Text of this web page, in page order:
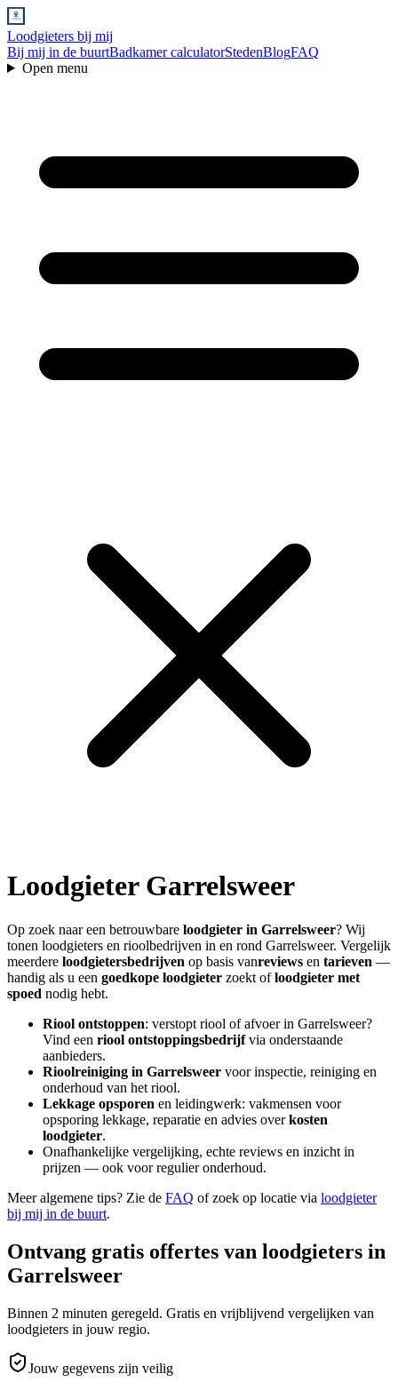
Loodgieters bij mij
Bij mij in de buurtBadkamer calculatorStedenBlogFAQ
Open menu
Loodgieter Garrelsweer
Op zoek naar een betrouwbare loodgieter in Garrelsweer? Wij
tonen loodgieters en rioolbedrijven in en rond Garrelsweer. Vergelijk
meerdere loodgietersbedrijven op basis vanreviews en tarieven —
handig als u een goedkope loodgieter zoekt ofloodgieter met
spoed nodig hebt.
Riool ontstoppen: verstopt riool of afvoer in Garrelsweer?
Vind een riool ontstoppingsbedrijfvia onderstaande
aanbieders.
Rioolreiniging in Garrelsweer voor inspectie, reiniging en
onderhoud van het riool.
Lekkage opsporen en leidingwerk: vakmensen voor
opsporing lekkage, reparatie en advies overkosten
loodgieter.
Onafhankelijke vergelijking, echte reviews en inzicht in
prijzen — ook voor regulier onderhoud.
Meer algemene tips? Zie de FAQ of zoek op locatie via loodgieter
bij mij in de buurt.
Ontvang gratis offertes van loodgieters in
Garrelsweer
Binnen 2 minuten geregeld. Gratis en vrijblijvend vergelijken van
loodgieters in jouw regio.
Jouw gegevens zijn veilig